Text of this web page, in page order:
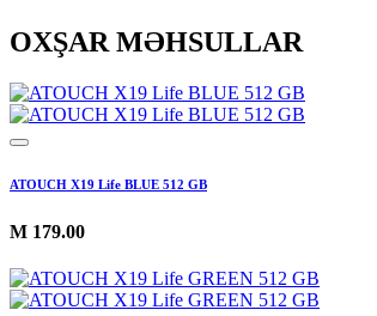
OXŞAR MƏHSULLAR
ATOUCH X19 Life BLUE 512 GB
M 179.00